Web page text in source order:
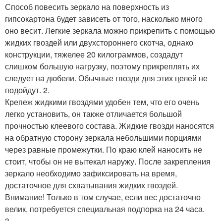
Способ повесить зеркало на поверхность из
гипсокартона будет зависеть от того, насколько много
оно весит. Легкие зеркала можно прикрепить с помощью
жидких гвоздей или двухстороннего скотча, однако
конструкции, тяжелее 20 килограммов, создадут
слишком большую нагрузку, поэтому прикреплять их
следует на дюбели. Обычные гвозди для этих целей не
подойдут. 2.
Крепеж жидкими гвоздями удобен тем, что его очень
легко установить, он также отличается большой
прочностью клеевого состава. Жидкие гвозди наносятся
на обратную сторону зеркала небольшими порциями
через равные промежутки. По краю клей наносить не
стоит, чтобы он не вытекал наружу. После закрепления
зеркало необходимо зафиксировать на время,
достаточное для схватывания жидких гвоздей.
Внимание! Только в том случае, если вес достаточно
велик, потребуется специальная подпорка на 24 часа.